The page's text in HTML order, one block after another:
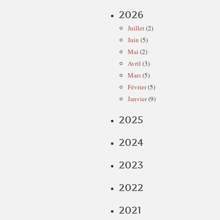
2026
Juillet(2)
Juin (5)
Mai (2)
Avril (3)
Mars(5)
Février(5)
Janvier(9)
2025
2024
2023
2022
2021